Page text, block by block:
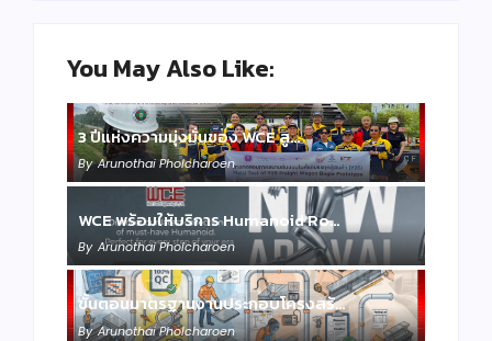
You May Also Like:
3 ปีแห่งความมุ่งมั่นของ WCE สู…
By Arunothai Pholcharoen
WCE พร้อมให้บริการ Humanoid Ro…
By Arunothai Pholcharoen
ขั้นตอนมาตรฐานงานประกอบโครงสร้…
By Arunothai Pholcharoen